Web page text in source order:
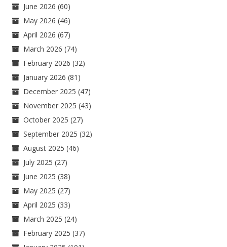
June 2026 (60)
May 2026 (46)
April 2026 (67)
March 2026 (74)
February 2026 (32)
January 2026 (81)
December 2025 (47)
November 2025 (43)
October 2025 (27)
September 2025 (32)
August 2025 (46)
July 2025 (27)
June 2025 (38)
May 2025 (27)
April 2025 (33)
March 2025 (24)
February 2025 (37)